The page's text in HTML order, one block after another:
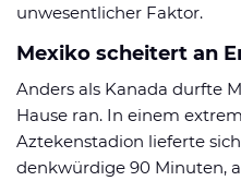
unwesentlicher Faktor.
Mexiko scheitert an
Anders als Kanada durfte
Hause ran. In einem
Aztekenstadion lieferte
denkwürdige 90 Minuten,